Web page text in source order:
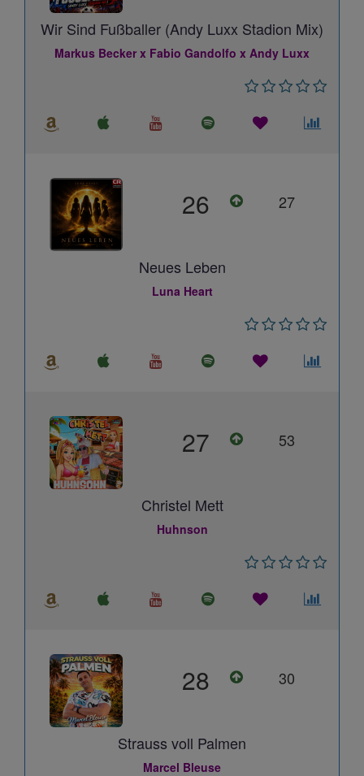
Wir Sind Fußballer (Andy Luxx Stadion Mix)
Markus Becker x Fabio Gandolfo x Andy Luxx
26 27
Neues Leben
Luna Heart
27 53
Christel Mett
Huhnson
28 30
Strauss voll Palmen
Marcel Bleuse